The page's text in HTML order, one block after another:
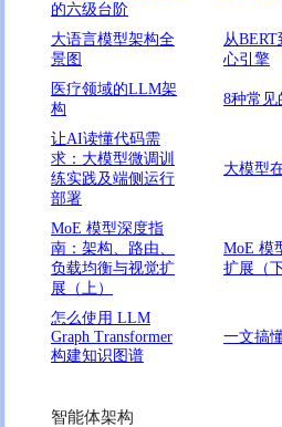
的六级台阶
大语言模型架构全
景图
从
心引擎
医疗领域的LLM架
构
8种常见
让AI读懂代码需
求：大模型微调训
练实践及端侧运行
部署
大模型
MoE 模型深度指
南：架构、路由、
负载均衡与视觉扩
展（上）
MoE 模
扩展（
怎么使用 LLM
Graph Transformer
构建知识图谱
一文搞
智能体架构